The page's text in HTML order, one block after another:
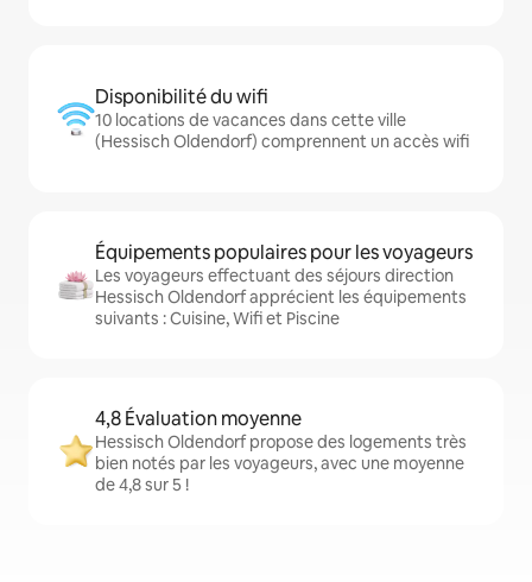
Disponibilité du wifi
10 locations de vacances dans cette ville
(Hessisch Oldendorf) comprennent un accès wifi
Équipements populaires pour les voyageurs
Les voyageurs effectuant des séjours direction
Hessisch Oldendorf apprécient les équipements
suivants : Cuisine, Wifi et Piscine
4,8 Évaluation moyenne
Hessisch Oldendorf propose des logements très
bien notés par les voyageurs, avec une moyenne
de 4,8 sur 5 !